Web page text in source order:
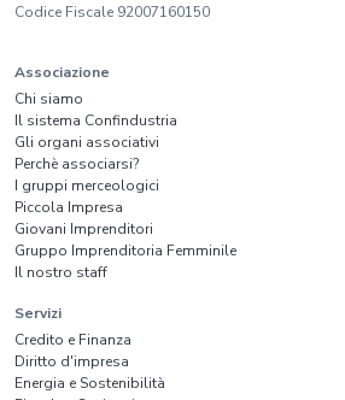
Codice Fiscale 92007160150
Associazione
Chi siamo
Il sistema Confindustria
Gli organi associativi
Perchè associarsi?
I gruppi merceologici
Piccola Impresa
Giovani Imprenditori
Gruppo Imprenditoria Femminile
Il nostro staff
Servizi
Credito e Finanza
Diritto d'impresa
Energia e Sostenibilità